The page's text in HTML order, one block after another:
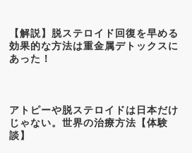
【解説】脱ステロイド回復を早める
効果的な方法は重金属デトックスに
あった！
アトピーや脱ステロイドは日本だけ
じゃない。世界の治療方法【体験
談】